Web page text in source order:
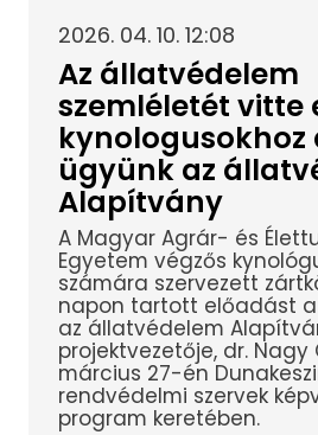
2026. 04. 10. 12:08
Az állatvédelem
szemléletét vitte
kynologusokhoz
ügyünk az
Alapítvány
A Magyar Agrár- és
Egyetem végzős
számára szervezett
napon tartott előadást a
az állatvédelem
projektvezetője, dr. Nagy
március 27-én
rendvédelmi szervek
program keretében.